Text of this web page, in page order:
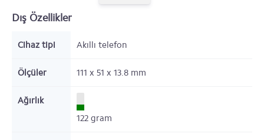
Dış Özellikler
Cihaz tipi Akıllı telefon
Ölçüler 111 x 51 x 13.8 mm
Ağırlık
122 gram